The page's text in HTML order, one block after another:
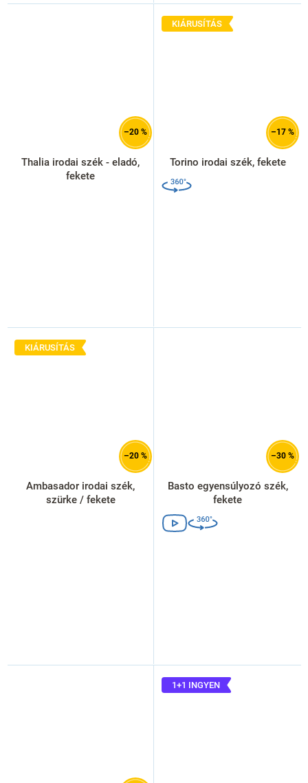
–20 %
Thalia irodai szék - eladó,
fekete
KIÁRUSÍTÁS
–17 %
Torino irodai szék, fekete
KIÁRUSÍTÁS
–20 %
Ambasador irodai szék,
szürke / fekete
–30 %
Basto egyensúlyozó szék,
fekete
1+1 INGYEN